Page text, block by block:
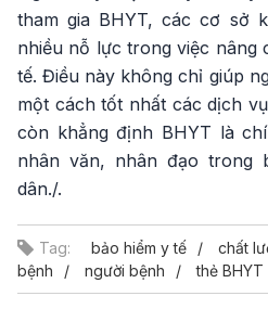
tham gia BHYT, các cơ sở
nhiều nỗ lực trong việc nâng
tế. Điều này không chỉ giúp
một cách tốt nhất các dịch
còn khẳng định BHYT là
nhân văn, nhân đạo trong
dân./.
Tag: bảo hiểm y tế chất
bệnh
người bệnh thẻ BHYT